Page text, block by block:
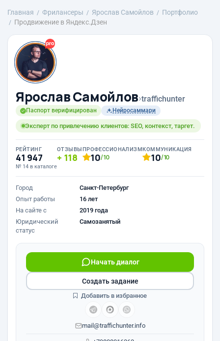
Главная Фрилансеры Ярослав Самойлов
Портфолио
Продвижение в Яндекс.Дзен
Ярослав Самойлов›traffichunter
Паспорт верифицирован Нейросаммари
Эксперт по привлечению клиентов: SEO, контекст, таргет.
РЕЙТИНГ
41 947
№ 14 в каталоге
ОТЗЫВЫ
118
ПРОФЕССИОНАЛИЗМ
10/10
КОММУНИКАЦИЯ
10/10
Город
Санкт-Петербург
Опыт работы
16 лет
На сайте с
2019 года
Юридический
статус
Самозанятый
Начать диалог
mail@traffichunter.info
Создать задание
Добавить в избранное